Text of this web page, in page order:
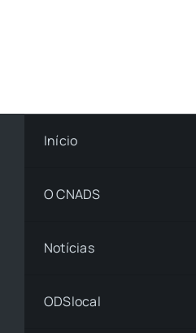
Início
O CNADS
Notícias
ODSlocal